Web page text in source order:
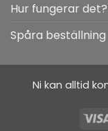
Hur fungerar det?
Spåra beställning
Ni kan alltid